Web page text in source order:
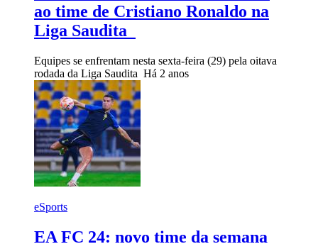
ao time de Cristiano Ronaldo na
Liga Saudita
Equipes se enfrentam nesta sexta-feira (29) pela oitava
rodada da Liga Saudita Há 2 anos
eSports
EA FC 24: novo time da semana